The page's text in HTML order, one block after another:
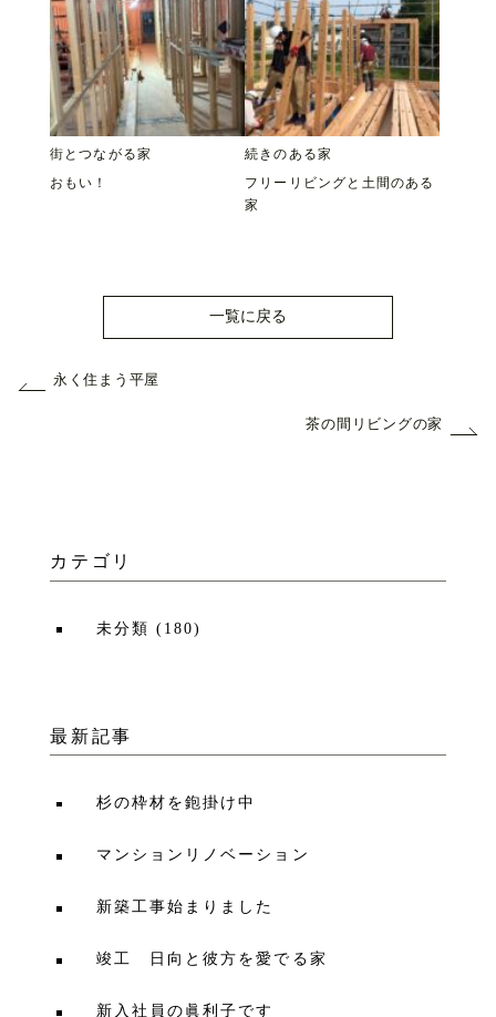
街とつながる家
続きのある家
おもい！
フリーリビングと土間のある
家
一覧に戻る
永く住まう平屋
茶の間リビングの家
カテゴリ
未分類 ( 180)
最新記事
杉の枠材を鉋掛け中
マンションリノベーション
新築工事始まりました
竣工 日向と彼方を愛でる家
新入社員の眞利子です